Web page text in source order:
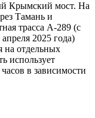
Крымский мост. На
Тамань и
трасса А-289 (с
2025 года)
на отдельных
использует
в зависимости